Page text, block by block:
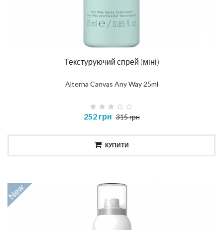
Текстуруючий спрей (міні)
Alterna Canvas Any Way 25ml
252 грн 315 грн
КУПИТИ